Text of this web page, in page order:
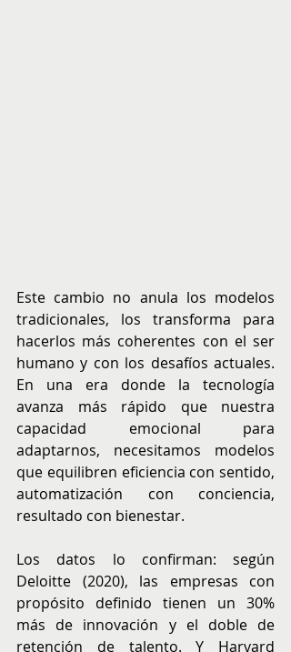
Este cambio no anula los modelos
tradicionales, los transforma para
hacerlos más coherentes con el ser
humano y con los desafíos actuales.
En una era donde la tecnología
avanza más rápido que nuestra
capacidad emocional para
adaptarnos, necesitamos modelos
que equilibren eficiencia con sentido,
automatización con conciencia,
resultado con bienestar.
Los datos lo confirman: según
Deloitte (2020), las empresas con
propósito definido tienen un 30%
más de innovación y el doble de
retención de talento. Y Harvard